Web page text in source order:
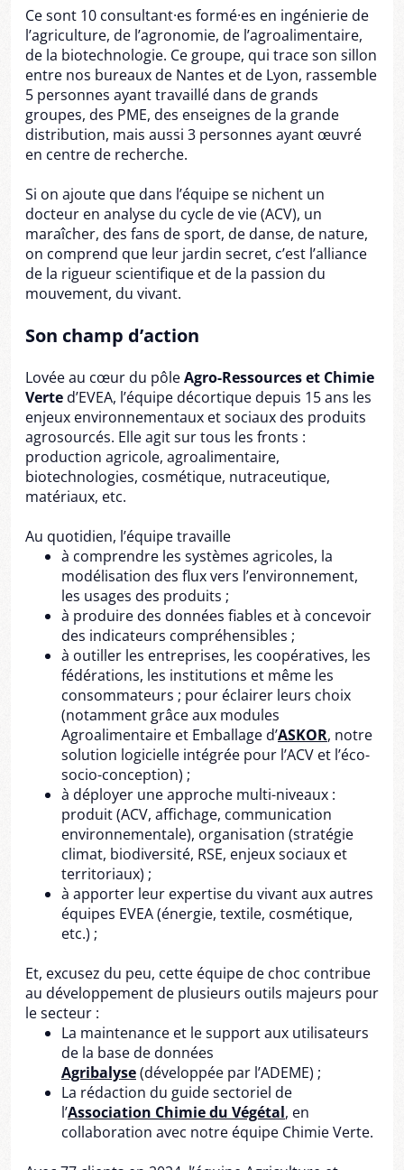
Ce sont 10 consultant·es formé·es en ingénierie de
l’agriculture, de l’agronomie, de l’agroalimentaire,
de la biotechnologie. Ce groupe, qui trace son sillon
entre nos bureaux de Nantes et de Lyon, rassemble
5 personnes ayant travaillé dans de grands
groupes, des PME, des enseignes de la grande
distribution, mais aussi 3 personnes ayant œuvré
en centre de recherche.
Si on ajoute que dans l’équipe se nichent un
docteur en analyse du cycle de vie (ACV), un
maraîcher, des fans de sport, de danse, de nature,
on comprend que leur jardin secret, c’est l’alliance
de la rigueur scientifique et de la passion du
mouvement, du vivant.
Son champ d’action
Lovée au cœur du pôleAgro-Ressources et Chimie
Verte d’EVEA, l’équipe décortique depuis 15 ans les
enjeux environnementaux et sociaux des produits
agrosourcés. Elle agit sur tous les fronts :
production agricole, agroalimentaire,
biotechnologies, cosmétique, nutraceutique,
matériaux, etc.
Au quotidien, l’équipe travaille
à comprendre les systèmes agricoles, la
modélisation des flux vers l’environnement,
les usages des produits ;
à produire des données fiables et à concevoir
des indicateurs compréhensibles ;
à outiller les entreprises, les coopératives, les
fédérations, les institutions et même les
consommateurs ; pour éclairer leurs choix
(notamment grâce aux modules
Agroalimentaire et Emballage d’ASKOR, notre
solution logicielle intégrée pour l’ACV et l’éco-
socio-conception) ;
à déployer une approche multi-niveaux :
produit (ACV, affichage, communication
environnementale), organisation (stratégie
climat, biodiversité, RSE, enjeux sociaux et
territoriaux) ;
à apporter leur expertise du vivant aux autres
équipes EVEA (énergie, textile, cosmétique,
etc.) ;
Et, excusez du peu, cette équipe de choc contribue
au développement de plusieurs outils majeurs pour
le secteur :
La maintenance et le support aux utilisateurs
de la base de données
Agribalyse(développée par l’ADEME) ;
La rédaction du guide sectoriel de
l’Association Chimie du Végétal, en
collaboration avec notre équipe Chimie Verte.